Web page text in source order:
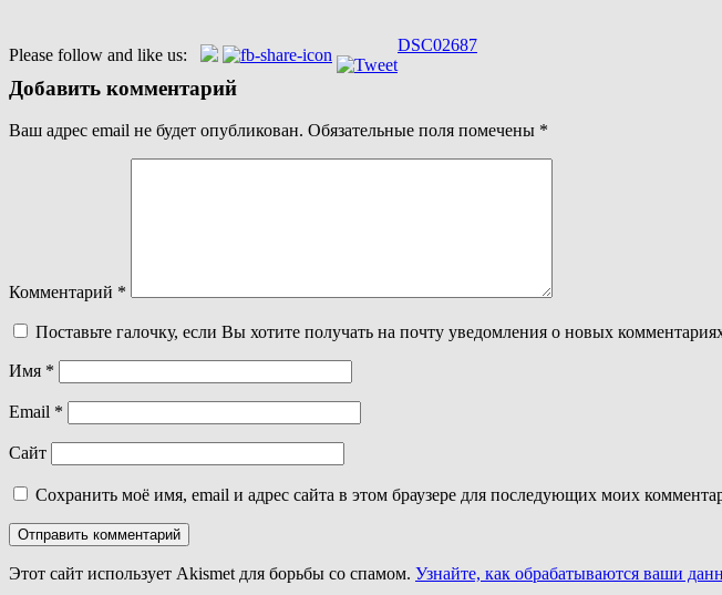
Please follow and like us:
Навигация
по
записям
DSC02687
Добавить комментарий
Ваш адрес email не будет опубликован. Обязательные поля помечены *
Комментарий *
Поставьте галочку, если Вы хотите получать на почту уведомления о новых
Имя *
Email *
Сайт
Сохранить моё имя, email и адрес сайта в этом браузере для последующих моих
Этот сайт использует Akismet для борьбы со спамом. Узнайте, как обрабатываются ваши